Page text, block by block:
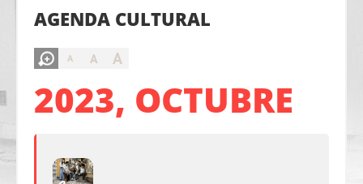
AGENDA CULTURAL
A A A
2023, OCTUBRE